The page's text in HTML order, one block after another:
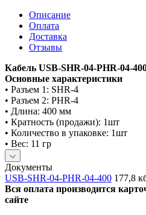
Описание
Оплата
Доставка
Отзывы
Кабель USB-SHR-04-PHR-04-
Основные характеристики
• Разъем 1: SHR-4
• Разъем 2: PHR-4
• Длина: 400 мм
• Кратность (продажи): 1шт
• Количество в упаковке: 1шт
• Вес: 11 гр
Документы
USB-SHR-04-PHR-04-400 177,8
Вся оплата производится
сайте